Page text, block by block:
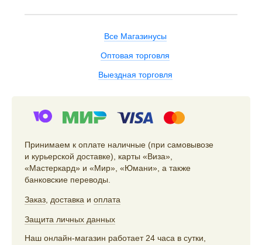
Все Магазинусы
Оптовая торговля
Выездная торговля
Принимаем к оплате наличные (при самовывозе
и курьерской доставке), карты «Виза»,
«Мастеркард» и «Мир», «Юмани», а также
банковские переводы.
Заказ, доставка и оплата
Защита личных данных
Наш онлайн-магазин работает 24 часа в сутки,